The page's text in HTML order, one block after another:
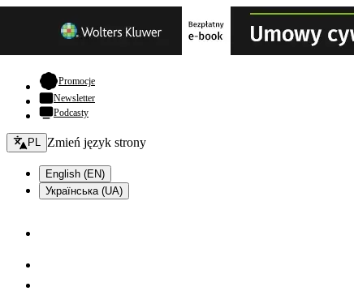
Promocje- otwiera się w nowej karcie
Newsletter
Podcasty
Zmień język - bieżący:
PL Zmień język strony
English (EN)
Українська (UA)